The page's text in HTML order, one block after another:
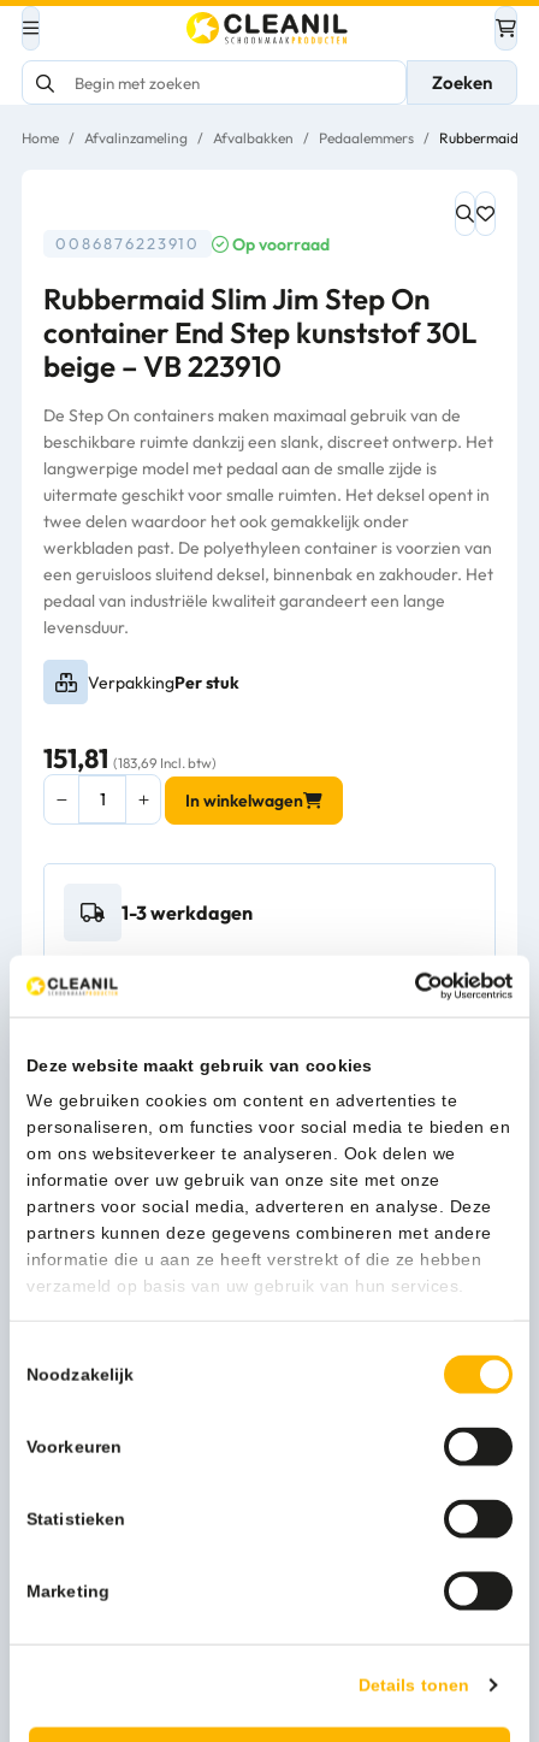
Deze website maakt gebruik van cookies
We gebruiken cookies om content en advertenties te
personaliseren, om functies voor social media te bieden en
om ons websiteverkeer te analyseren. Ook delen we
informatie over uw gebruik van onze site met onze
partners voor social media, adverteren en analyse. Deze
partners kunnen deze gegevens combineren met andere
informatie die u aan ze heeft verstrekt of die ze hebben
verzameld op basis van uw gebruik van hun services.
Noodzakelijk
Voorkeuren
Statistieken
Marketing
Details tonen
Zoeken
Home / Afvalinzameling / Afvalbakken / Pedaalemmers / Rubbermaid
0086876223910 Op voorraad
Rubbermaid Slim Jim Step On
container End Step kunststof 30L
beige – VB 223910
De Step On containers maken maximaal gebruik van de
beschikbare ruimte dankzij een slank, discreet ontwerp. Het
langwerpige model met pedaal aan de smalle zijde is
uitermate geschikt voor smalle ruimten. Het deksel opent in
twee delen waardoor het ook gemakkelijk onder
werkbladen past. De polyethyleen container is voorzien van
een geruisloos sluitend deksel, binnenbak en zakhouder. Het
pedaal van industriële kwaliteit garandeert een lange
levensduur.
VerpakkingPer stuk
151,81 (183,69 Incl. btw)
Rubbermaid
Slim
Step
container
Step
kunststof
30L
-
VB
223910
aantal
In winkelwagen
1-3 werkdagen
Kan ik u helpen?
Beschrijving
Meer productinformatie
Gewicht (kg) 4,853 kg
Model
Merknaam Rubbermaid